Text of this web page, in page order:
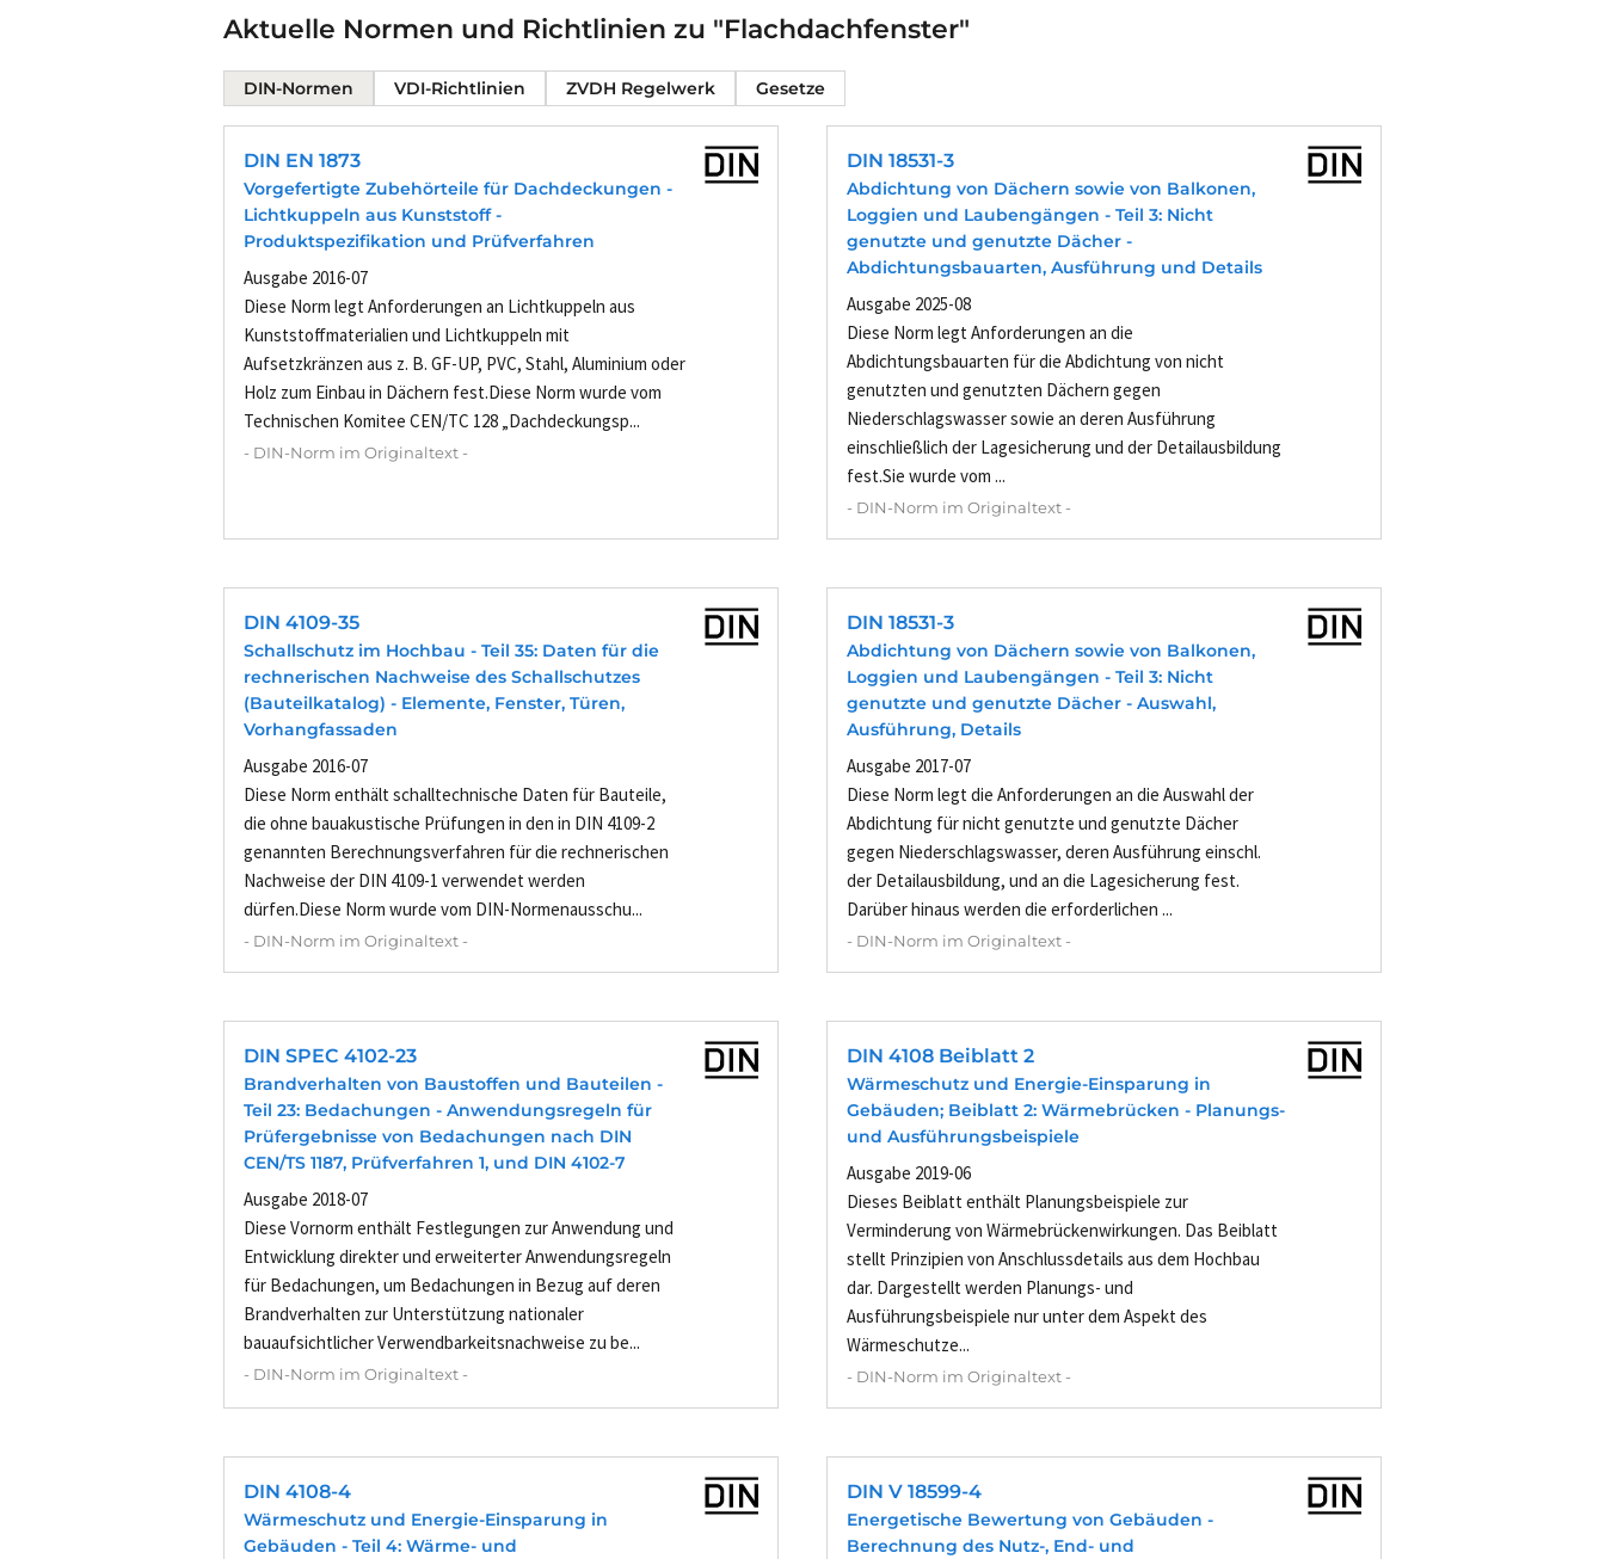
Aktuelle Normen und Richtlinien zu "Flachdachfenster"
DIN-Normen VDI-Richtlinien ZVDH Regelwerk Gesetze
DIN EN 1873
Vorgefertigte Zubehörteile für Dachdeckungen -
Lichtkuppeln aus Kunststoff -
Produktspezifikation und Prüfverfahren
Ausgabe 2016-07
Diese Norm legt Anforderungen an Lichtkuppeln aus
Kunststoffmaterialien und Lichtkuppeln mit
Aufsetzkränzen aus z. B. GF-UP, PVC, Stahl, Aluminium oder
Holz zum Einbau in Dächern fest.Diese Norm wurde vom
Technischen Komitee CEN/TC 128 „Dachdeckungsp...
- DIN-Norm im Originaltext -
DIN 18531-3
Abdichtung von Dächern sowie von Balkonen,
Loggien und Laubengängen - Teil 3: Nicht
genutzte und genutzte Dächer -
Abdichtungsbauarten, Ausführung und Details
Ausgabe 2025-08
Diese Norm legt Anforderungen an die
Abdichtungsbauarten für die Abdichtung von nicht
genutzten und genutzten Dächern gegen
Niederschlagswasser sowie an deren Ausführung
einschließlich der Lagesicherung und der Detailausbildung
fest.Sie wurde vom ...
- DIN-Norm im Originaltext -
DIN 4109-35
Schallschutz im Hochbau - Teil 35: Daten für die
rechnerischen Nachweise des Schallschutzes
(Bauteilkatalog) - Elemente, Fenster, Türen,
Vorhangfassaden
Ausgabe 2016-07
Diese Norm enthält schalltechnische Daten für Bauteile,
die ohne bauakustische Prüfungen in den in DIN 4109-2
genannten Berechnungsverfahren für die rechnerischen
Nachweise der DIN 4109-1 verwendet werden
dürfen.Diese Norm wurde vom DIN-Normenausschu...
- DIN-Norm im Originaltext -
DIN 18531-3
Abdichtung von Dächern sowie von Balkonen,
Loggien und Laubengängen - Teil 3: Nicht
genutzte und genutzte Dächer - Auswahl,
Ausführung, Details
Ausgabe 2017-07
Diese Norm legt die Anforderungen an die Auswahl der
Abdichtung für nicht genutzte und genutzte Dächer
gegen Niederschlagswasser, deren Ausführung einschl.
der Detailausbildung, und an die Lagesicherung fest.
Darüber hinaus werden die erforderlichen ...
- DIN-Norm im Originaltext -
DIN SPEC 4102-23
Brandverhalten von Baustoffen und Bauteilen -
Teil 23: Bedachungen - Anwendungsregeln für
Prüfergebnisse von Bedachungen nach DIN
CEN/TS 1187, Prüfverfahren 1, und DIN 4102-7
Ausgabe 2018-07
Diese Vornorm enthält Festlegungen zur Anwendung und
Entwicklung direkter und erweiterter Anwendungsregeln
für Bedachungen, um Bedachungen in Bezug auf deren
Brandverhalten zur Unterstützung nationaler
bauaufsichtlicher Verwendbarkeitsnachweise zu be...
- DIN-Norm im Originaltext -
DIN 4108 Beiblatt 2
Wärmeschutz und Energie-Einsparung in
Gebäuden; Beiblatt 2: Wärmebrücken - Planungs-
und Ausführungsbeispiele
Ausgabe 2019-06
Dieses Beiblatt enthält Planungsbeispiele zur
Verminderung von Wärmebrückenwirkungen. Das Beiblatt
stellt Prinzipien von Anschlussdetails aus dem Hochbau
dar. Dargestellt werden Planungs- und
Ausführungsbeispiele nur unter dem Aspekt des
Wärmeschutze...
- DIN-Norm im Originaltext -
DIN 4108-4
Wärmeschutz und Energie-Einsparung in
Gebäuden - Teil 4: Wärme- und
DIN V 18599-4
Energetische Bewertung von Gebäuden -
Berechnung des Nutz-, End- und